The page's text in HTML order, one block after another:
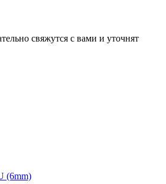
свяжутся с вами и уточнят
(6mm)